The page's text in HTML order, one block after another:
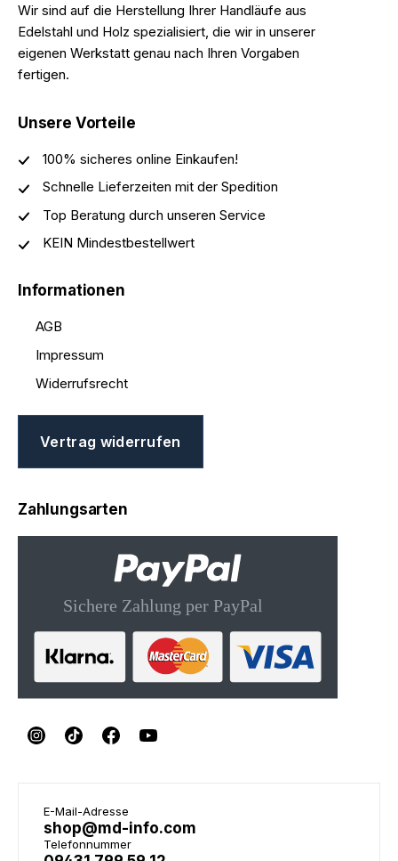
Wir sind auf die Herstellung Ihrer Handläufe aus
Edelstahl und Holz spezialisiert, die wir in unserer
eigenen Werkstatt genau nach Ihren Vorgaben
fertigen.
Unsere Vorteile
100% sicheres online Einkaufen!
Schnelle Lieferzeiten mit der Spedition
Top Beratung durch unseren Service
KEIN Mindestbestellwert
Informationen
AGB
Impressum
Widerrufsrecht
Vertrag widerrufen
Zahlungsarten
E-Mail-Adresse
shop@md-info.com
Telefonnummer